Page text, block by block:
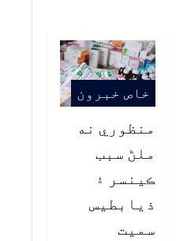
خاص خبرون
منظوري نه
ملڻ سبب
ڪينسر ۽
ذيابطيس
سميت